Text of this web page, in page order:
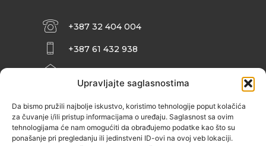
Upravljajte saglasnostima
Da bismo pružili najbolje iskustvo, koristimo tehnologije poput kolačića
za čuvanje i/ili pristup informacijama o uređaju. Saglasnost sa ovim
tehnologijama će nam omogućiti da obrađujemo podatke kao što su
ponašanje pri pregledanju ili jedinstveni ID-ovi na ovoj veb lokaciji.
+387 32 404 004
+387 61 432 938
INFO@ZENIT.BA
ZENIČANKA, 3. SPRAT), 72000 ZENICA